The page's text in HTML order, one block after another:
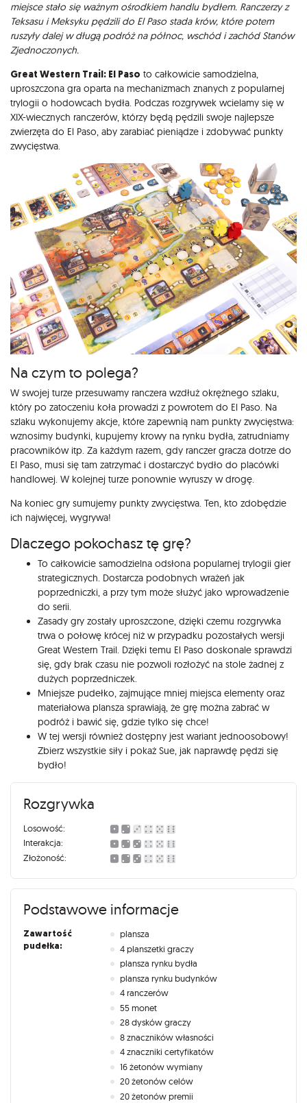
miejsce stało się ważnym ośrodkiem handlu bydłem. Ranczerzy z
Teksasu i Meksyku pędzili do El Paso stada krów, które potem
ruszyły dalej w długą podróż na północ, wschód i zachód Stanów
Zjednoczonych.
Great Western Trail: El Paso to całkowicie samodzielna,
uproszczona gra oparta na mechanizmach znanych z popularnej
trylogii o hodowcach bydła. Podczas rozgrywek wcielamy się w
XIX-wiecznych ranczerów, którzy będą pędzili swoje najlepsze
zwierzęta do El Paso, aby zarabiać pieniądze i zdobywać punkty
zwycięstwa.
Na czym to polega?
W swojej turze przesuwamy ranczera wzdłuż okrężnego szlaku,
który po zatoczeniu koła prowadzi z powrotem do El Paso. Na
szlaku wykonujemy akcje, które zapewnią nam punkty zwycięstwa:
wznosimy budynki, kupujemy krowy na rynku bydła, zatrudniamy
pracowników itp. Za każdym razem, gdy ranczer gracza dotrze do
El Paso, musi się tam zatrzymać i dostarczyć bydło do placówki
handlowej. W kolejnej turze ponownie wyruszy w drogę.
Na koniec gry sumujemy punkty zwycięstwa. Ten, kto zdobędzie
ich najwięcej, wygrywa!
Dlaczego pokochasz tę grę?
To całkowicie samodzielna odsłona popularnej trylogii gier
strategicznych. Dostarcza podobnych wrażeń jak
poprzedniczki, a przy tym może służyć jako wprowadzenie
do serii.
Zasady gry zostały uproszczone, dzięki czemu rozgrywka
trwa o połowę krócej niż w przypadku pozostałych wersji
Great Western Trail. Dzięki temu El Paso doskonale sprawdzi
się, gdy brak czasu nie pozwoli rozłożyć na stole żadnej z
dużych poprzedniczek.
Mniejsze pudełko, zajmujące mniej miejsca elementy oraz
materiałowa plansza sprawiają, że grę można zabrać w
podróż i bawić się, gdzie tylko się chce!
W tej wersji również dostępny jest wariant jednoosobowy!
Zbierz wszystkie siły i pokaż Sue, jak naprawdę pędzi się
bydło!
Rozgrywka
Losowość:
Interakcja:
Złożoność:
Podstawowe informacje
Zawartość
pudełka:
plansza
4 planszetki graczy
plansza rynku bydła
plansza rynku budynków
4 ranczerów
55 monet
28 dysków graczy
8 znaczników własności
4 znaczniki certyfikatów
16 żetonów wymiany
20 żetonów celów
20 żetonów premii